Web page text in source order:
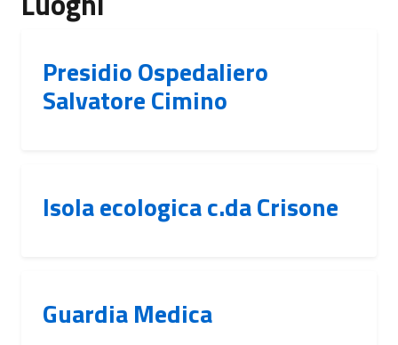
Presidio Ospedaliero
Salvatore Cimino
Isola ecologica c.da Crisone
Guardia Medica